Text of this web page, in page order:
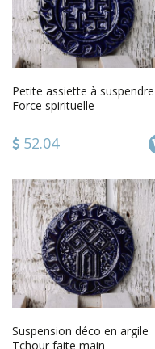
Petite assiette à suspendre
Force spirituelle
52.04
Suspension déco en argile
Tchour faite main